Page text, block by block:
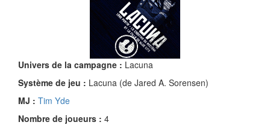
Univers de la campagne : Lacuna
Système de jeu : Lacuna (de Jared A. Sorensen)
MJ : Tim Yde
Nombre de joueurs : 4